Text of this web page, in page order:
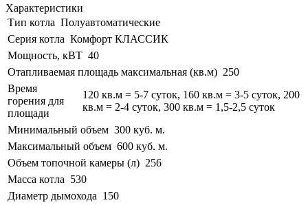
Характеристики
Тип котла Полуавтоматические
Серия котла Комфорт КЛАССИК
Мощность, кВТ 40
Отапливаемая площадь максимальная (кв.м) 250
Время
горения для
площади
120 кв.м = 5-7 суток, 160 кв.м = 3-5 суток, 200
кв.м = 2-4 суток, 300 кв.м = 1,5-2,5 суток
Минимальный объем 300 куб. м.
Максимальный объем 600 куб. м.
Объем топочной камеры (л) 256
Масса котла 530
Диаметр дымохода 150